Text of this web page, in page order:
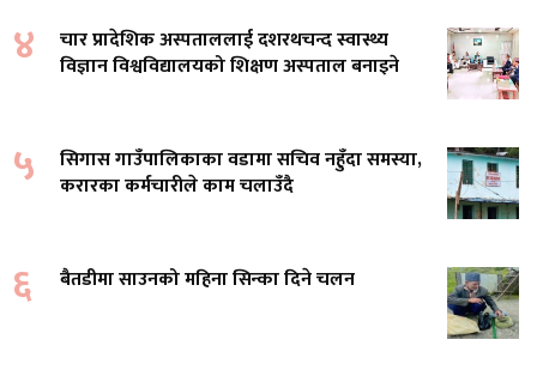
४
चार प्रादेशिक अस्पताललाई दशरथचन्द स्वास्थ्य
विज्ञान विश्वविद्यालयको शिक्षण अस्पताल बनाइने
५
सिगास गाउँपालिकाका वडामा सचिव नहुँदा समस्या,
करारका कर्मचारीले काम चलाउँदै
६ बैतडीमा साउनको महिना सिन्का दिने चलन